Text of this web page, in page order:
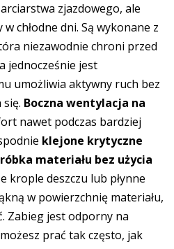
zjazdowego, ale
chłodne dni. Są wykonane z
niezawodnie chroni przed
jednocześnie jest
umożliwia aktywny ruch bez
Boczna wentylacja na
nawet podczas bardziej
klejone krytyczne
materiału bez użycia
krople deszczu lub płynne
w powierzchnię materiału,
Zabieg jest odporny na
prać tak często, jak